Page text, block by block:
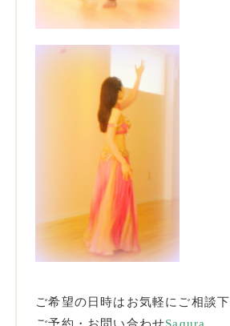
ご希望の日時はお気軽にご相談